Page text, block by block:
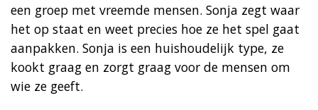
een groep met vreemde mensen. Sonja zegt waar
het op staat en weet precies hoe ze het spel gaat
aanpakken. Sonja is een huishoudelijk type, ze
kookt graag en zorgt graag voor de mensen om
wie ze geeft.